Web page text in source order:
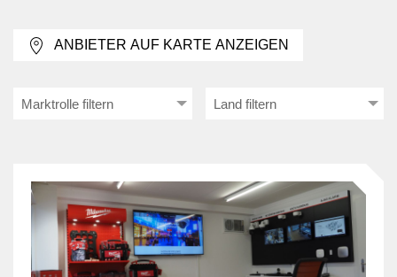
Technikbereichen kommen zusätzlich
Personenaufkommen sind auch
Teilbereiche von Melde-,
Kommunikations- und Zeitsystemen
ANBIETER AUF KARTE ANZEIGEN
Marktrolle filtern Land filtern